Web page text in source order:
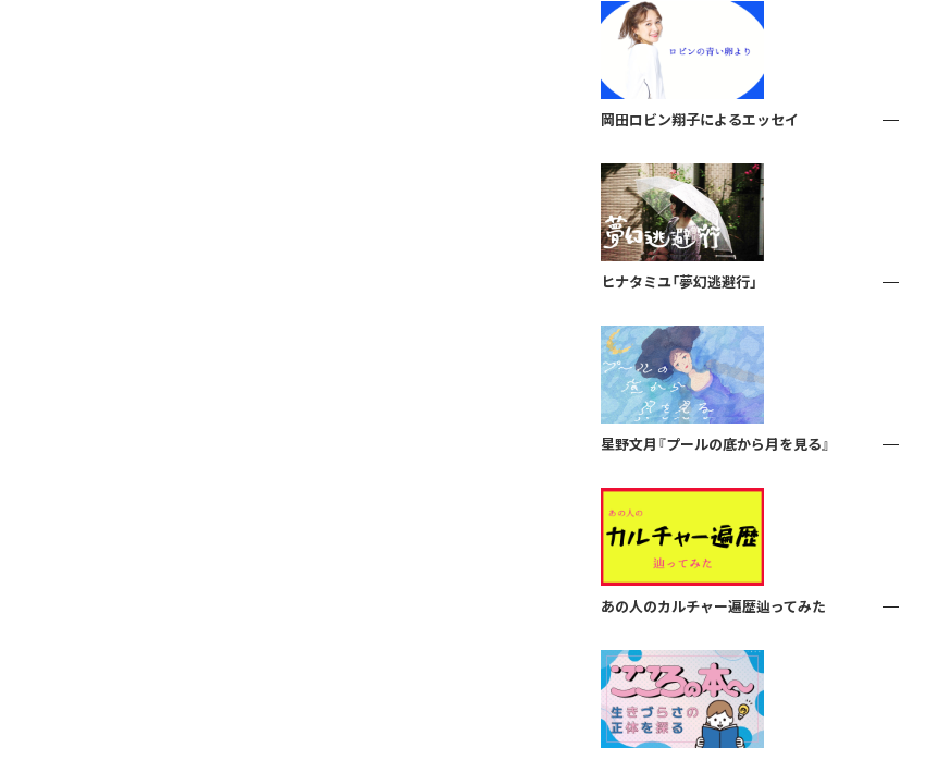
岡田ロビン翔子によるエッセイ
ヒナタミユ「夢幻逃避行」
星野文月『プールの底から月を見る』
あの人のカルチャー遍歴辿ってみた